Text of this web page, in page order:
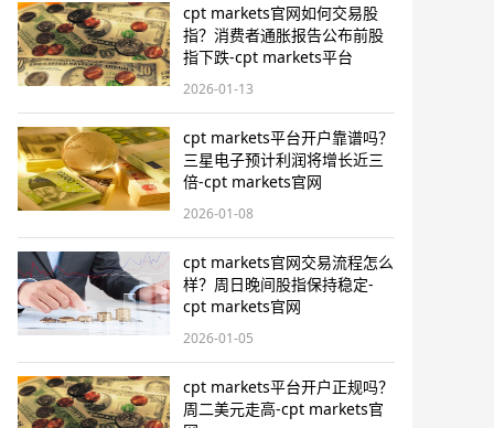
cpt markets官网如何交易股
指？消费者通胀报告公布前股
指下跌-cpt markets平台
2026-01-13
cpt markets平台开户靠谱吗？
三星电子预计利润将增长近三
倍-cpt markets官网
2026-01-08
cpt markets官网交易流程怎么
样？周日晚间股指保持稳定-
cpt markets官网
2026-01-05
cpt markets平台开户正规吗？
周二美元走高-cpt markets官